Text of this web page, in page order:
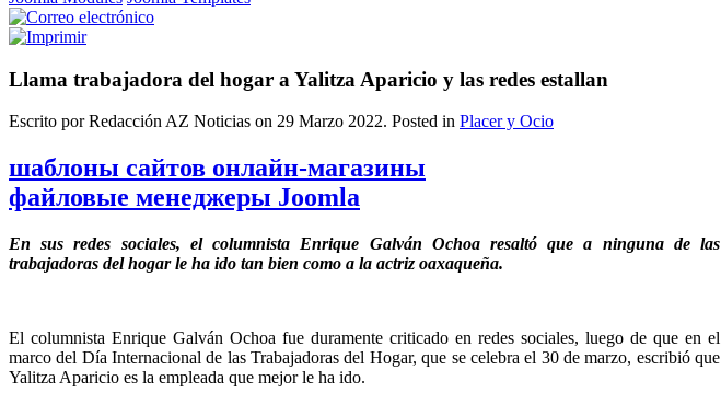
Llama trabajadora del hogar a Yalitza Aparicio y las redes estallan
Escrito por Redacción AZ Noticias on 29 Marzo 2022. Posted in Placer y Ocio
шаблоны сайтов онлайн-магазины
файловые менеджеры Joomla
En sus redes sociales, el columnista Enrique Galván Ochoa resaltó que a ninguna de las
trabajadoras del hogar le ha ido tan bien como a la actriz oaxaqueña.
El columnista Enrique Galván Ochoa fue duramente criticado en redes sociales, luego de que en el
marco del Día Internacional de las Trabajadoras del Hogar, que se celebra el 30 de marzo, escribió que
Yalitza Aparicio es la empleada que mejor le ha ido.